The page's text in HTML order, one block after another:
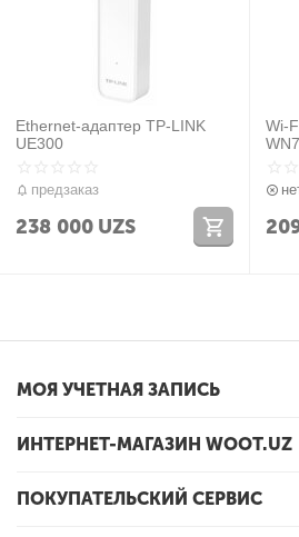
Ethernet-адаптер TP-LINK
UE300
предзаказ
238 000 UZS
Wi-
МОЯ УЧЕТНАЯ ЗАПИСЬ
ИНТЕРНЕТ-МАГАЗИН WOOT.UZ
ПОКУПАТЕЛЬСКИЙ СЕРВИС